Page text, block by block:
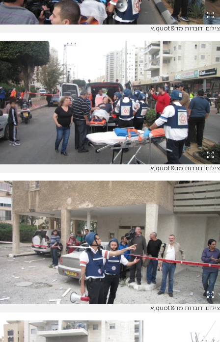
צילום: דוברות מד&quot;א
צילום: דוברות מד&quot;א
צילום: דוברות מד&quot;א